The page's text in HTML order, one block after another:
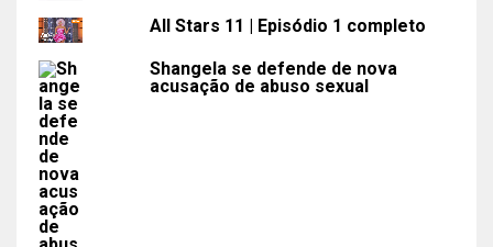
All Stars 11 | Episódio 1 completo
Shangela se defende de nova
acusação de abuso sexual